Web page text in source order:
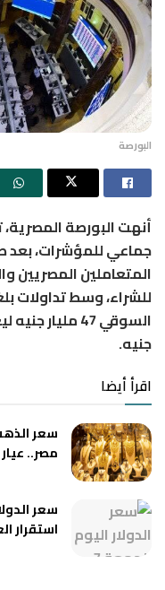
البورصة
أنهت البورصة المصرية،
المتعاملين المصريين
جنيه.
اقرأ أيضا
مصر.. عيار 21 يقترب من 6000 جنيه
استقرار